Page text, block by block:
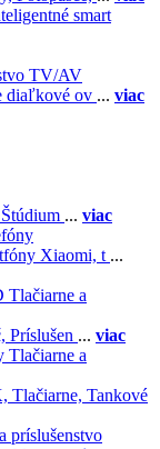
smart
TV/AV
diaľkové ov ... viac
Štúdium ... viac
Xiaomi, t ...
Tlačiarne a
Príslušen ... viac
Tlačiarne a
Tlačiarne, Tankové
príslušenstvo